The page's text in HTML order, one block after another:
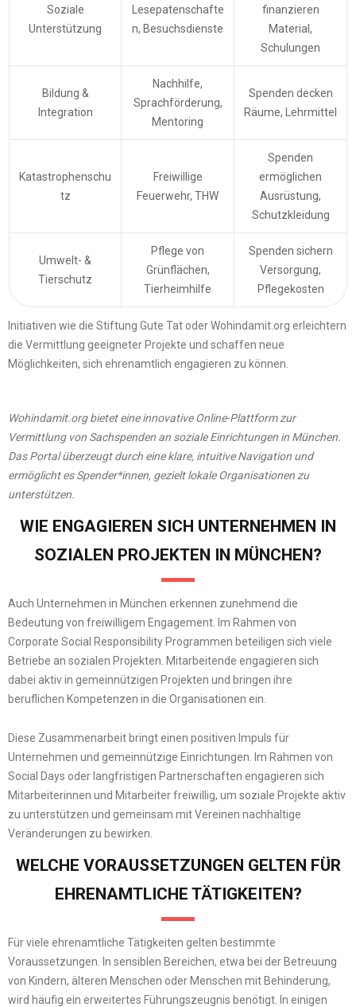
Soziale
Unterstützung
Lesepatenschafte
n, Besuchsdienste
finanzieren
Material,
Schulungen
Bildung &
Integration
Nachhilfe,
Sprachförderung,
Mentoring
Spenden decken
Räume, Lehrmittel
Katastrophenschu
tz
Freiwillige
Feuerwehr, THW
Spenden
ermöglichen
Ausrüstung,
Schutzkleidung
Umwelt- &
Tierschutz
Pflege von
Grünflächen,
Tierheimhilfe
Spenden sichern
Versorgung,
Pflegekosten
Initiativen wie die Stiftung Gute Tat oder Wohindamit.org erleichtern
die Vermittlung geeigneter Projekte und schaffen neue
Möglichkeiten, sich ehrenamtlich engagieren zu können.
Wohindamit.org bietet eine innovative Online-Plattform zur
Vermittlung von Sachspenden an soziale Einrichtungen in München.
Das Portal überzeugt durch eine klare, intuitive Navigation und
ermöglicht es Spender*innen, gezielt lokale Organisationen zu
unterstützen.
WIE ENGAGIEREN SICH UNTERNEHMEN IN
SOZIALEN PROJEKTEN IN MÜNCHEN?
Auch Unternehmen in München erkennen zunehmend die
Bedeutung von freiwilligem Engagement. Im Rahmen von
Corporate Social Responsibility Programmen beteiligen sich viele
Betriebe an sozialen Projekten. Mitarbeitende engagieren sich
dabei aktiv in gemeinnützigen Projekten und bringen ihre
beruflichen Kompetenzen in die Organisationen ein.
Diese Zusammenarbeit bringt einen positiven Impuls für
Unternehmen und gemeinnützige Einrichtungen. Im Rahmen von
Social Days oder langfristigen Partnerschaften engagieren sich
Mitarbeiterinnen und Mitarbeiter freiwillig, um soziale Projekte aktiv
zu unterstützen und gemeinsam mit Vereinen nachhaltige
Veränderungen zu bewirken.
WELCHE VORAUSSETZUNGEN GELTEN FÜR
EHRENAMTLICHE TÄTIGKEITEN?
Für viele ehrenamtliche Tätigkeiten gelten bestimmte
Voraussetzungen. In sensiblen Bereichen, etwa bei der Betreuung
von Kindern, älteren Menschen oder Menschen mit Behinderung,
wird häufig ein erweitertes Führungszeugnis benötigt. In einigen